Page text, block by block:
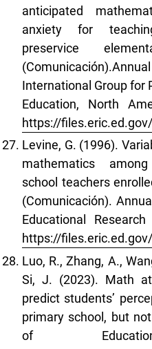
anticipated
anxiety for
preservice
International Group for
Education, North
https://
Levine, G. (1996).
mathematics
school teachers
(Comunicación).
Educational
https://
Luo, R., Zhang, A.,
Si, J. (2023). Math
predict students’
primary school, but
of